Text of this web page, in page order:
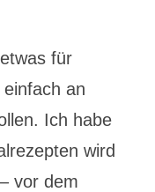
für
an
Ich habe
wird
vor dem